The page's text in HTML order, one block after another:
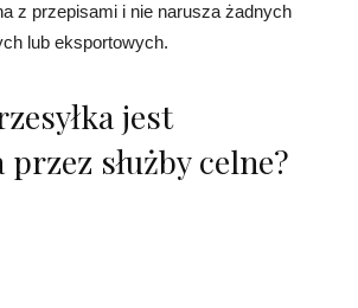
z przepisami i nie narusza żadnych
lub eksportowych.
jest
służby celne?